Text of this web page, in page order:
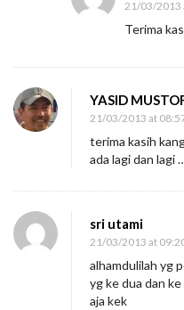
21/03/2013
Terima
YASID
21/03/2013 at
terima kasih
ada lagi dan lagi
sri utami
21/03/2013 at
alhamdulilah yg
yg ke dua dan
aja kek